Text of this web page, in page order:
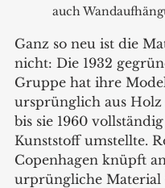
auch
Ganz so neu ist die
nicht: Die 1932
Gruppe hat ihre
ursprünglich aus Holz
bis sie 1960
Kunststoff umstellte.
Copenhagen knüpft
urprüngliche Material